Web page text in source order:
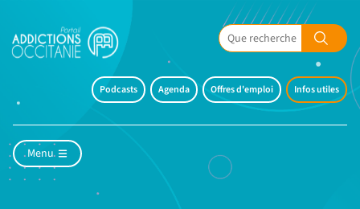
Podcasts Agenda Offres d'emploi Infos utiles
Menu